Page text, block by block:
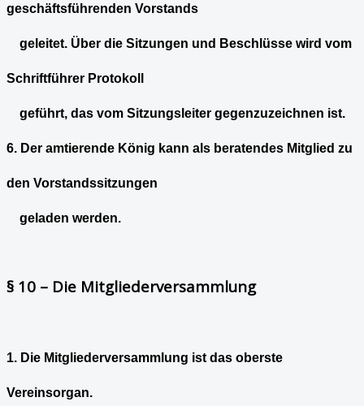
geschäftsführenden Vorstands
geleitet. Über die Sitzungen und Beschlüsse wird vom
Schriftführer Protokoll
geführt, das vom Sitzungsleiter gegenzuzeichnen ist.
6. Der amtierende König kann als beratendes Mitglied zu
den Vorstandssitzungen
geladen werden.
§ 10 – Die Mitgliederversammlung
1. Die Mitgliederversammlung ist das oberste
Vereinsorgan.